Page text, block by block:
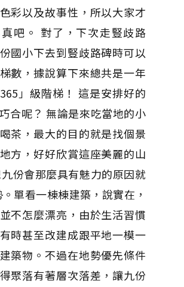
彩以及故事性，所以大家才
吧。 對了，下次走豎歧路
國小下去到豎歧路碑時可以
數，據說算下來總共是一年
」級階梯！ 這是安排好的
合呢？ 無論是來吃當地的小
茶，最大的目的就是找個景
方，好好欣賞這座美麗的山
份會那麼具有魅力的原因就
單看一棟棟建築，說實在，
不怎麼漂亮，由於生活習慣
時甚至改建成跟平地一模一
築物。不過在地勢優先條件
聚落有著層次落差，讓九份